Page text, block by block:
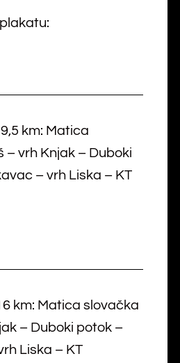
km: Matica
– vrh Knjak – Duboki
– vrh Liska – KT
km: Matica slovačka
– Duboki potok –
Liska – KT